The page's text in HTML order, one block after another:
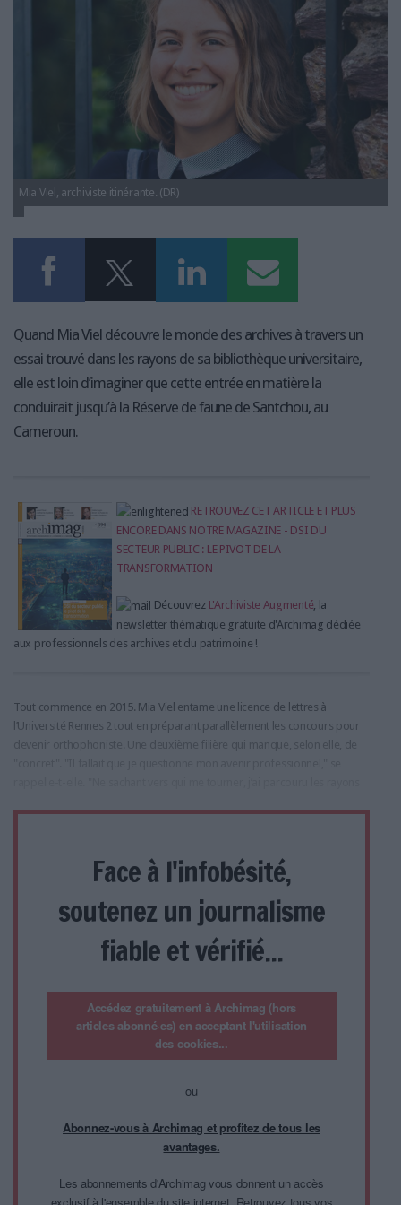
NOS OFFRES D'ABONNEMENTS
Mia Viel, archiviste itinérante. (DR)
Quand Mia Viel découvre le monde des archives à travers un
essai trouvé dans les rayons de sa bibliothèque universitaire,
elle est loin d’imaginer que cette entrée en matière la
conduirait jusqu’à la Réserve de faune de Santchou, au
Cameroun.
RETROUVEZ CET ARTICLE ET PLUS
ENCORE DANS NOTRE MAGAZINE - DSI DU
SECTEUR PUBLIC : LE PIVOT DE LA
TRANSFORMATION
Découvrez L'Archiviste Augmenté , la
newsletter thématique gratuite d'Archimag dédiée
aux professionnels des archives et du patrimoine !
Tout commence en 2015. Mia Viel entame une licence de lettres à
l’Université Rennes 2 tout en préparant parallèlement les concours pour
devenir orthophoniste. Une deuxième filière qui manque, selon elle, de
Face à l'infobésité,
soutenez un journalisme
fiable et vérifié...
Accédez gratuitement à Archimag (hors
articles abonné·es) en acceptant l'utilisation
des cookies...
ou
Abonnez-vous à Archimag et profitez de tous les
avantages.
Les abonnements d'Archimag vous donnent un accès